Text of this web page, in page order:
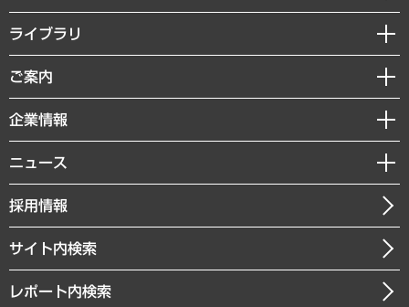
経営戦略
組織・人事戦略
デジタルイノベーション
共生・ダイバーシティ
GRC（ガバナンス・リスク・コンプライアンス）・防災（政策）
経済・産業・雇用・労働
まちづくり・観光・交通・スポーツ・スマートシティ
ライブラリ
経済調査
レポート
コラム
経営用語集
受託・受注実績（官公庁関連）
メディア掲載・出演
ご案内
セミナー・イベント情報
MUFGビジネスセミナー
受託案件情報
企業情報
私たちの想い
社長メッセージ
会社概要
沿革
ニュース
ニュースリリース
お知らせ
採用情報
サイト内検索
レポート内検索